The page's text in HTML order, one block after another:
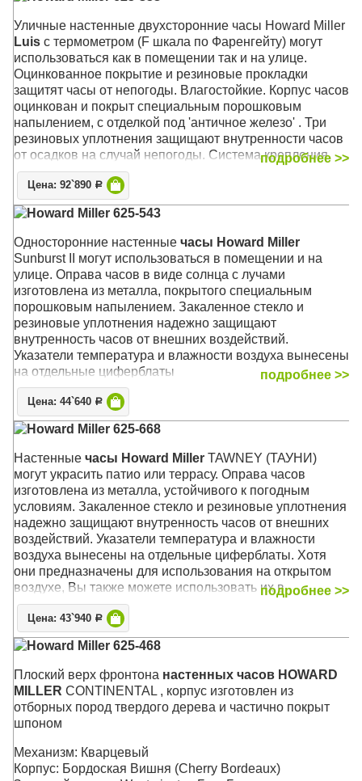
Уличные настенные двухсторонние часы Howard Miller
Luis с термометром (F шкала по Фаренгейту) могут
использоваться как в помещении так и на улице.
Оцинкованное покрытие и резиновые прокладки
защитят часы от непогоды. Влагостойкие. Корпус часов
оцинкован и покрыт специальным порошковым
напылением, с отделкой под 'античное железо' . Три
резиновых уплотнения защищают внутренности часов
от осадков на случай непогоды. Система крепления
Вертлюги к декоративному настенному кронштейну
позволяют установить оптимальную видимость часов с
любого угла зрения.
Корпус: Чёрный стальной с оцинкованным креплением
Размер: 55 х 50 х 16 см; циферблат 38 см.
подробнее >>
Цена: 92`890 Р
Howard Miller 625-543
Односторонние настенные часы Howard Miller
Sunburst II могут использоваться в помещении и на
улице. Оправа часов в виде солнца с лучами
изготовлена из металла, покрытого специальным
порошковым напылением. Закаленное стекло и
резиновые уплотнения надежно защищают
внутренность часов от внешних воздействий.
Указатели температура и влажности воздуха вынесены
на отдельные циферблаты
Механизм: Кварцевый
Корпус: Металл (кованый), защитное стекло
Размер: 57 х 57 х 5 см
подробнее >>
Цена: 44`640 Р
Howard Miller 625-668
Настенные часы Howard Miller TAWNEY (ТАУНИ)
могут украсить патио или террасу. Оправа часов
изготовлена из металла, устойчивого к погодным
условиям. Закаленное стекло и резиновые уплотнения
надежно защищают внутренность часов от внешних
воздействий. Указатели температура и влажности
воздуха вынесены на отдельные циферблаты. Хотя
они предназначены для использования на открытом
воздухе, Вы также можете использовать их в
помещении, на кухне, в ванной или в любом другом
месте Вашего дома
Отделка корпуса выполнена в средних тонах
внутренним двориком или домашним декором. Белый
циферблат гармонирует с корпусом и контрастно
выделяет выпуклые черные арабские цифры, которые,
в свою очередь, прекрасно сочетаются с изящными
черными стрелками, создавая изысканный вид.
Изящные полуоружности дополнительных
подробнее >>
Цена: 43`940 Р
Howard Miller 625-468
Плоский верх фронтона настенных часов HOWARD
MILLER CONTINENTAL , корпус изготовлен из
отборных пород твердого дерева и частично покрыт
шпоном
Механизм: Кварцевый
Корпус: Бордоская Вишня (Cherry Bordeaux)